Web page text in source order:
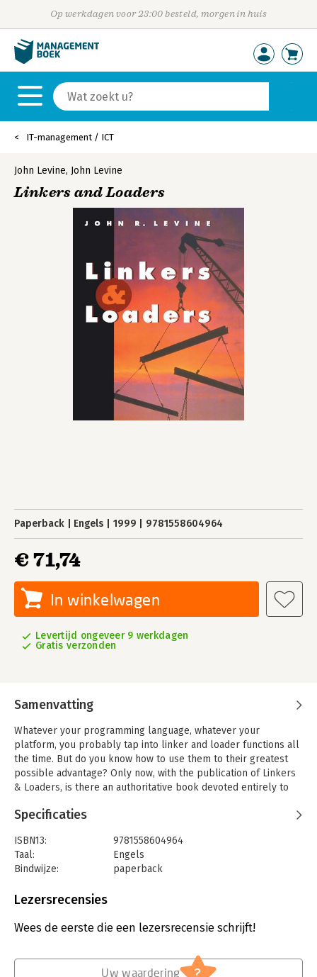
Op werkdagen voor 23:00 besteld, morgen in huis
IT-management / ICT
John Levine, John Levine
Linkers and Loaders
Paperback Engels 1999 9781558604964
€ 71,74
In winkelwagen
Levertijd ongeveer 9 werkdagen
Gratis verzonden
Samenvatting
Whatever your programming language, whatever your
platform, you probably tap into linker and loader functions all
the time. But do you know how to use them to their greatest
possible advantage? Only now, with the publication of Linkers
& Loaders, is there an authoritative book devoted entirely to
book begins with a detailed and comparative account of linking
compilers and operating systems. On top of this foundation,
the author presents clear practical advice to help you create
faster, cleaner code. You'll learn to avoid the pitfalls
saving, performance-improving techniques supported by many
scheme, and much more. If you're serious about programming,
understood topics.Linkers & Loadersis also an ideal
supplementary text for compiler and operating systems
Specificaties
ISBN13:
9781558604964
Taal:
Engels
Bindwijze:
paperback
Verschijningsdatum:
Hoofdrubriek: IT-management / ICT
Lezersrecensies
Wees de eerste die een lezersrecensie schrijft!
Uw waardering ?